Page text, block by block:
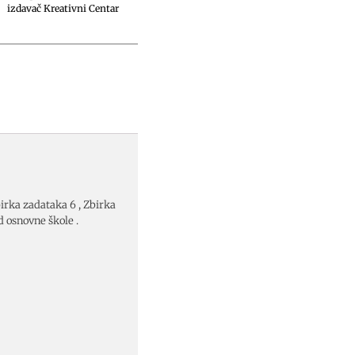
izdavač Kreativni Centar
zadataka 6 , Zbirka
škole .